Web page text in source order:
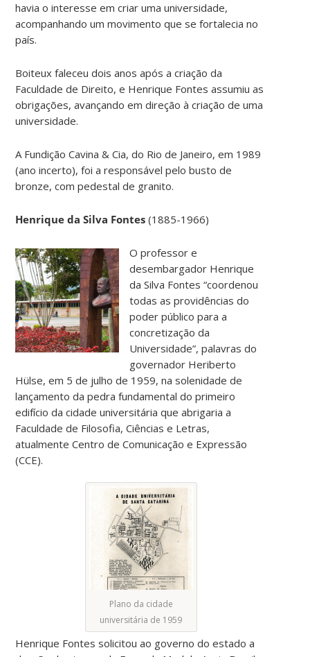
havia o interesse em criar uma universidade,
acompanhando um movimento que se fortalecia no
país.
Boiteux faleceu dois anos após a criação da
Faculdade de Direito, e Henrique Fontes assumiu as
obrigações, avançando em direção à criação de uma
universidade.
A Fundição Cavina & Cia, do Rio de Janeiro, em 1989
(ano incerto), foi a responsável pelo busto de
bronze, com pedestal de granito.
Henrique da Silva Fontes (1885-1966)
O professor e
desembargador Henrique
da Silva Fontes “coordenou
todas as providências do
poder público para a
concretização da
Universidade”, palavras do
governador Heriberto
Hülse, em 5 de julho de 1959, na solenidade de
lançamento da pedra fundamental do primeiro
edifício da cidade universitária que abrigaria a
Faculdade de Filosofia, Ciências e Letras,
atualmente Centro de Comunicação e Expressão
(CCE).
Plano da cidade
universitária de 1959
Henrique Fontes solicitou ao governo do estado a